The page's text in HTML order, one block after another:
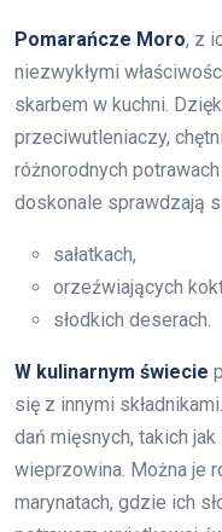
Pomarańcze Moro, z
niezwykłymi
skarbem w kuchni.
przeciwutleniaczy,
różnorodnych
doskonale sprawdzają
sałatkach,
orzeźwiających
słodkich deserach.
W kulinarnym świecie
się z innymi
dań mięsnych, takich
wieprzowina. Można je
marynatach, gdzie ich